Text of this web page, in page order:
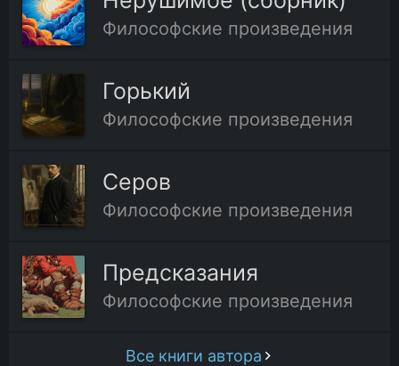
Философские произведения
Горький
Философские произведения
Серов
Философские произведения
Предсказания
Философские произведения
Все книги автора